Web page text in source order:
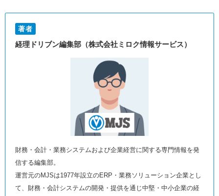
著者
経理ドリブン編集部（株式会社ミロク情報サービス）
財務・会計・業務システムおよび企業経営に関する専門情報を発
信する編集部。
運営元のMJSは1977年設立のERP・業務ソリューション企業とし
て、財務・会計システムの開発・提供を通じ中堅・中小企業の経